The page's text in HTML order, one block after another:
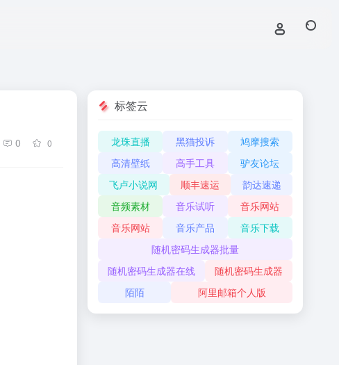
0 0
标签云
龙珠直播 黑猫投诉
鸠摩搜索
高清壁纸
高手工具
驴友论坛
飞卢小说网
顺丰速运
韵达速递
音频素材
音乐试听
音乐网站
音乐网站
音乐产品
音乐下载
随机密码生成器批量
随机密码生成器在线
随机密码生成器
陌陌
阿里邮箱个人版